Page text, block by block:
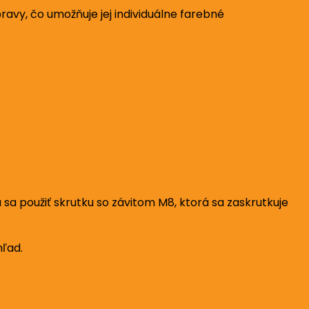
čo umožňuje jej individuálne farebné
použiť skrutku so závitom M8, ktorá sa zaskrutkuje